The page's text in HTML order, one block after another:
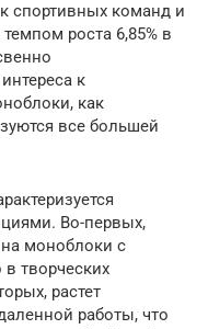
спортивных команд и
роста 6,85% в
к
как
все большей
Во-первых,
моноблоки с
творческих
растет
работы, что